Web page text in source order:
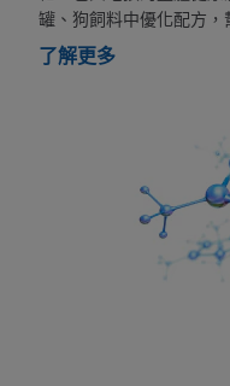
罐、狗飼料中優化配方，
了解更多